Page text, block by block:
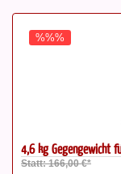
%%%
4,6 kg Gegengewicht
Statt: 166,00 €*